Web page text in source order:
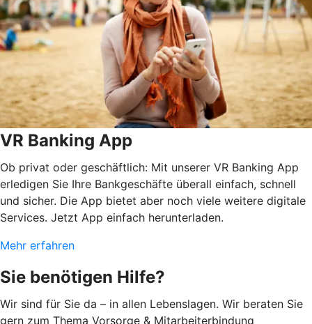
VR Banking App
Ob privat oder geschäftlich: Mit unserer VR Banking App
erledigen Sie Ihre Bankgeschäfte überall einfach, schnell
und sicher. Die App bietet aber noch viele weitere digitale
Services. Jetzt App einfach herunterladen.
Mehr erfahren
Sie benötigen Hilfe?
Wir sind für Sie da – in allen Lebenslagen. Wir beraten Sie
gern zum Thema Vorsorge & Mitarbeiterbindung